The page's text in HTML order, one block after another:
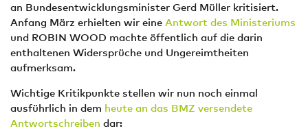
an Bundesentwicklungsminister Gerd Müller kritisiert.
Anfang März erhielten wir eine Antwort des Ministeriums
und ROBIN WOOD machte öffentlich auf die darin
enthaltenen Widersprüche und Ungereimtheiten
aufmerksam.
Wichtige Kritikpunkte stellen wir nun noch einmal
ausführlich in dem heute an das BMZ versendete
Antwortschreiben dar: